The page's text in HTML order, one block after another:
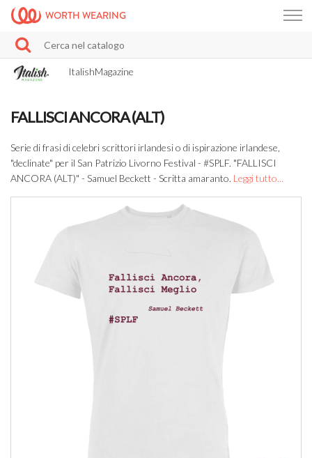
WORTH WEARING
ItalishMagazine
FALLISCI ANCORA (ALT)
Serie di frasi di celebri scrittori irlandesi o di ispirazione irlandese,
"declinate" per il San Patrizio Livorno Festival - #SPLF. "FALLISCI
ANCORA (ALT)" - Samuel Beckett - Scritta amaranto. Leggi tutto...